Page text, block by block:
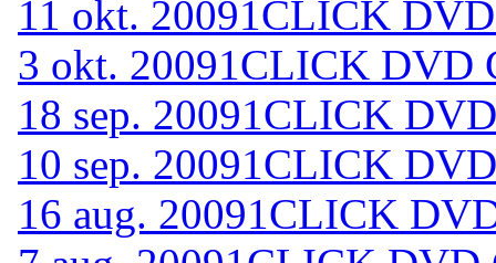
11 okt. 20091CLICK
3 okt. 20091CLICK DVD
18 sep. 20091CLICK
10 sep. 20091CLICK
16 aug. 20091CLICK